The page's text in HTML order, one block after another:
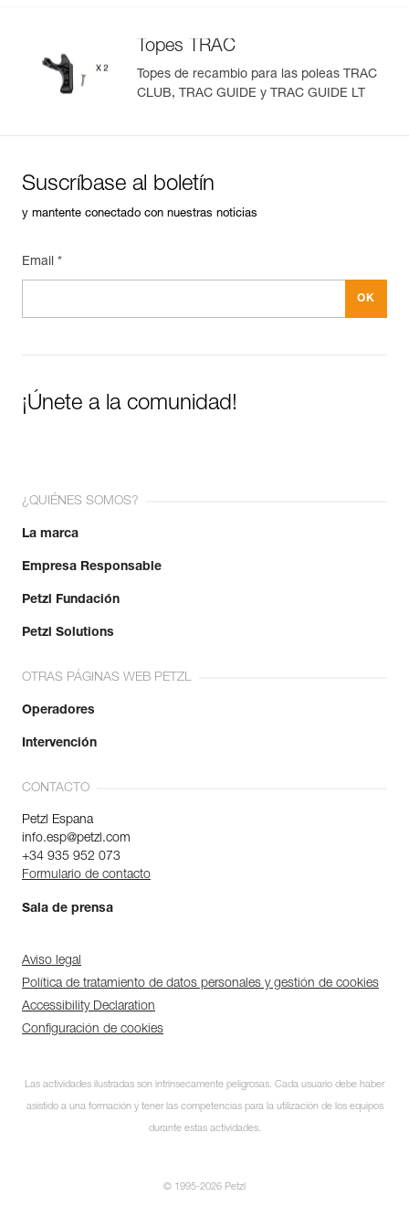
Consulte el historial de un producto desde su fecha de
fabricación.
Topes TRAC
Topes de recambio para las poleas TRAC
CLUB, TRAC GUIDE y TRAC GUIDE LT
Suscríbase al boletín
y mantente conectado con nuestras noticias
Email *
¡Únete a la comunidad!
¿QUIÉNES SOMOS?
La marca
Empresa Responsable
Petzl Fundación
Petzl Solutions
OTRAS PÁGINAS WEB PETZL
Operadores
Intervención
CONTACTO
Petzl Espana
info.esp@petzl.com
+34 935 952 073
Formulario de contacto
Sala de prensa
Aviso legal
Política de tratamiento de datos personales y gestión de cookies
Accessibility Declaration
Configuración de cookies
Las actividades ilustradas son intrínsecamente peligrosas. Cada usuario debe haber
asistido a una formación y tener las competencias para la utilización de los equipos
durante estas actividades.
© 1995-2026 Petzl